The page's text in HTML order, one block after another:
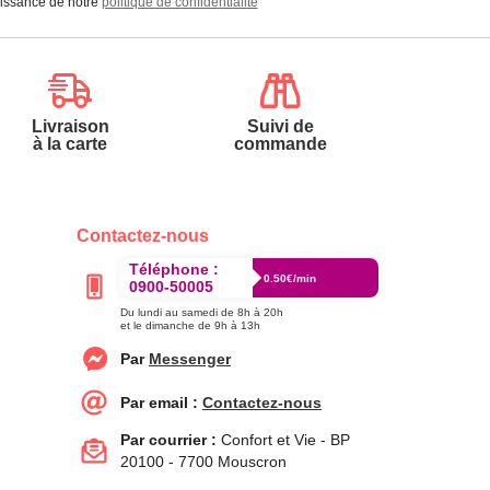
Livraison
à la carte
Suivi de
commande
Contactez-nous
Téléphone :
0900-50005
0.50€/min
Du lundi au samedi de 8h à 20h
et le dimanche de 9h à 13h
Par Messenger
Par email : Contactez-nous
Par courrier : Confort et Vie - BP
20100 - 7700 Mouscron